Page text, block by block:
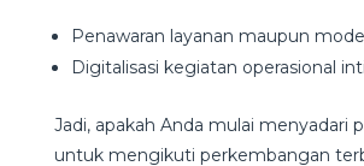
Penawaran layanan maupun
Digitalisasi kegiatan operasional inti
Jadi, apakah Anda mulai menyadari
untuk mengikuti perkembangan